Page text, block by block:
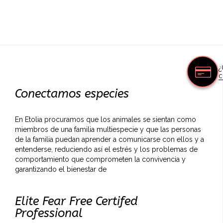
Conectamos especies
En Etolia procuramos que los animales se sientan como
miembros de una familia multiespecie y que las personas
de la familia puedan aprender a comunicarse con ellos y a
entenderse, reduciendo así el estrés y los problemas de
comportamiento que comprometen la convivencia y
garantizando el bienestar de
Elite Fear Free Certifed
Professional